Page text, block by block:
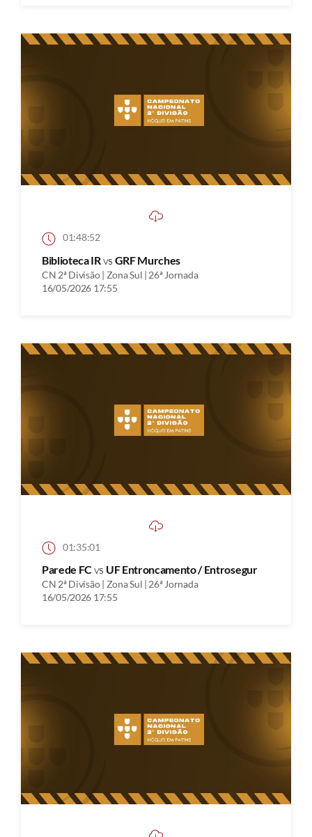
01:48:52
Biblioteca IRvs GRF Murches
CN 2ª Divisão | Zona Sul | 26ª Jornada
16/05/2026 17:55
01:35:01
Parede FCvs UF Entroncamento / Entrosegur
CN 2ª Divisão | Zona Sul | 26ª Jornada
16/05/2026 17:55